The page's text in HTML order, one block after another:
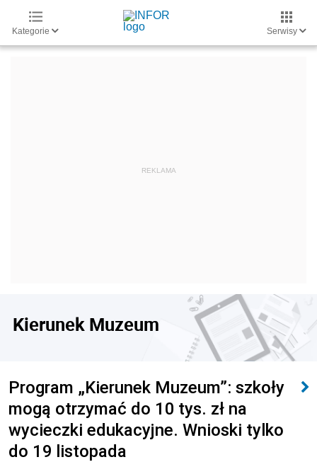
Kategorie Serwisy
Kierunek Muzeum
Program „Kierunek Muzeum”: szkoły
mogą otrzymać do 10 tys. zł na
wycieczki edukacyjne. Wnioski tylko
do 19 listopada